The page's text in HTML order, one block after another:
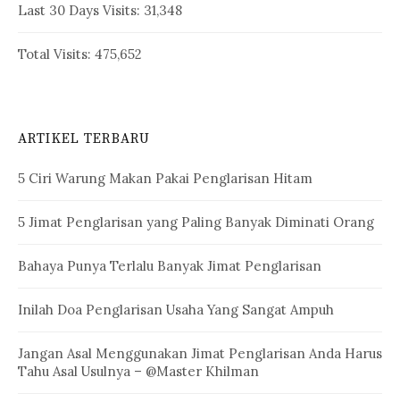
Last 30 Days Visits: 31,348
Total Visits: 475,652
ARTIKEL TERBARU
5 Ciri Warung Makan Pakai Penglarisan Hitam
5 Jimat Penglarisan yang Paling Banyak Diminati Orang
Bahaya Punya Terlalu Banyak Jimat Penglarisan
Inilah Doa Penglarisan Usaha Yang Sangat Ampuh
Jangan Asal Menggunakan Jimat Penglarisan Anda Harus
Tahu Asal Usulnya – @Master Khilman